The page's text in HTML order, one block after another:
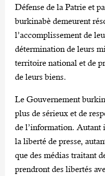
Défense de la Patrie et
burkinabè demeurent
l’accomplissement de
détermination de leurs
territoire national et de
de leurs biens.
Le Gouvernement
plus de sérieux et de
de l’information. Autant
la liberté de presse,
que des médias traitant
prendront des libertés